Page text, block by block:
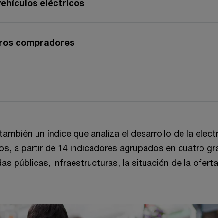
eléctricos
compradores
un índice que analiza el desarrollo de la
a partir de 14 indicadores agrupados en cuatro
públicas, infraestructuras, la situación de la